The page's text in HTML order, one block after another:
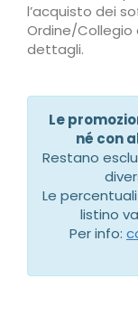
l’acquisto dei
Ordine/Collegio
dettagli.
Le
né con
Restano
Le
listino
Per info: